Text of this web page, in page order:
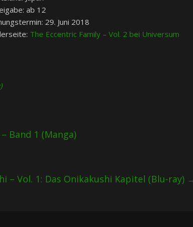
ab 12
29. Juni 2018
The Eccentric Family – Vol. 2 bei Universum
Band 1 (Manga)
– Vol. 1: Das Onikakushi Kapitel (Blu-ray)